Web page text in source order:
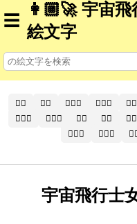
☰
👩🏼‍🚀 宇宙
絵文字
🧑‍⚕️ 🧑‍⚕ 🧑🏻‍⚕️ 🧑🏻‍⚕
🧑🏿‍⚕️
🧑🏿‍⚕ 👨‍⚕️ 👨‍⚕
👨🏾‍⚕️
👨🏾‍⚕
宇宙飛行士